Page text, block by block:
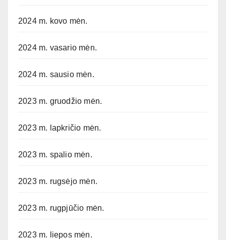
2024 m. kovo mėn.
2024 m. vasario mėn.
2024 m. sausio mėn.
2023 m. gruodžio mėn.
2023 m. lapkričio mėn.
2023 m. spalio mėn.
2023 m. rugsėjo mėn.
2023 m. rugpjūčio mėn.
2023 m. liepos mėn.